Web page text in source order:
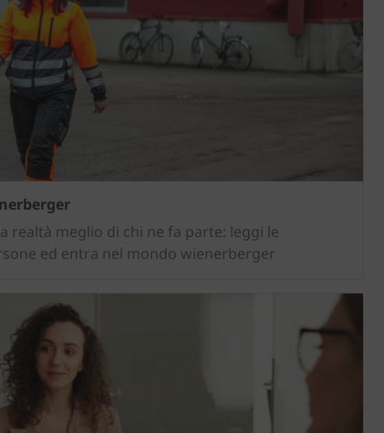
realtà meglio di chi ne fa parte: leggi le
ed entra nel mondo wienerberger